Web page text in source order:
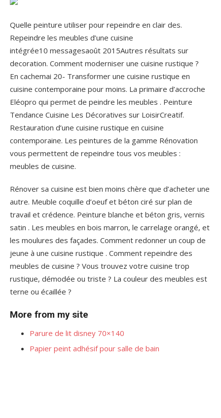
Quelle peinture utiliser pour repeindre en clair des.
Repeindre les meubles d’une cuisine
intégrée10 messagesaoût 2015Autres résultats sur
decoration. Comment moderniser une cuisine rustique ?
En cachemai 20- Transformer une cuisine rustique en
cuisine contemporaine pour moins. La primaire d’accroche
Eléopro qui permet de peindre les meubles . Peinture
Tendance Cuisine Les Décoratives sur LoisirCreatif.
Restauration d’une cuisine rustique en cuisine
contemporaine. Les peintures de la gamme Rénovation
vous permettent de repeindre tous vos meubles :
meubles de cuisine.
Rénover sa cuisine est bien moins chère que d’acheter une
autre. Meuble coquille d’oeuf et béton ciré sur plan de
travail et crédence. Peinture blanche et béton gris, vernis
satin . Les meubles en bois marron, le carrelage orangé, et
les moulures des façades. Comment redonner un coup de
jeune à une cuisine rustique . Comment repeindre des
meubles de cuisine ? Vous trouvez votre cuisine trop
rustique, démodée ou triste ? La couleur des meubles est
terne ou écaillée ?
More from my site
Parure de lit disney 70×140
Papier peint adhésif pour salle de bain